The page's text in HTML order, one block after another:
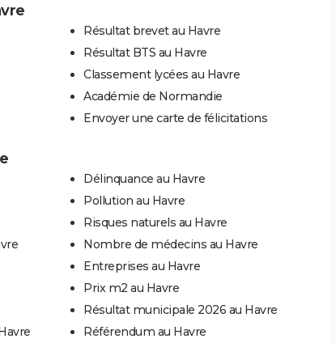
Résultat brevet au Havre
Résultat BTS au Havre
Classement lycées au Havre
Académie de Normandie
Envoyer une carte de félicitations
Délinquance au Havre
Pollution au Havre
Risques naturels au Havre
Nombre de médecins au Havre
Entreprises au Havre
Prix m2 au Havre
Résultat municipale 2026 au Havre
Référendum au Havre